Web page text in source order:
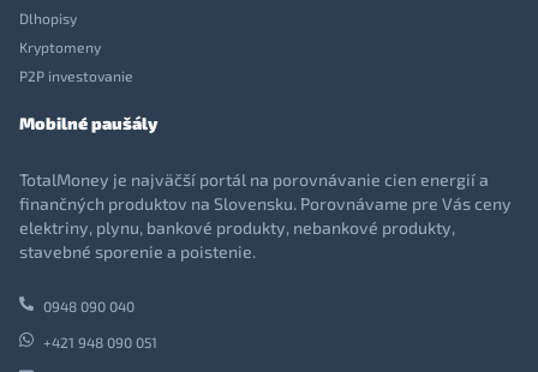
Dlhopisy
Kryptomeny
P2P investovanie
Mobilné paušály
TotalMoney je najväčší portál na porovnávanie cien energií a
finančných produktov na Slovensku. Porovnávame pre Vás ceny
elektriny, plynu, bankové produkty, nebankové produkty,
stavebné sporenie a poistenie.
0948 090 040
+421 948 090 051